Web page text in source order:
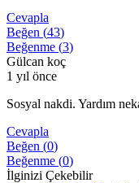
Cevapla
Beğen (43)
Beğenme (3)
Gülcan koç
1 yıl önce
Sosyal nakdi. Yardım
Cevapla
Beğen (0)
Beğenme (0)
İlginizi Çekebilir